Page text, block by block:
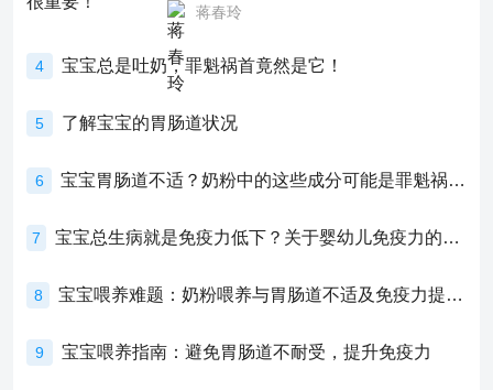
蒋春玲
4 宝宝总是吐奶，罪魁祸首竟然是它！
5 了解宝宝的胃肠道状况
6 宝宝胃肠道不适？奶粉中的这些成分可能是罪魁祸首！
7 宝宝总生病就是免疫力低下？关于婴幼儿免疫力的真相，家长必须了解！
8 宝宝喂养难题：奶粉喂养与胃肠道不适及免疫力提升的奥秘
9 宝宝喂养指南：避免胃肠道不耐受，提升免疫力